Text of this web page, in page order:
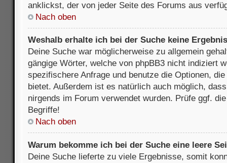
anklickst, der von jeder Seite des Forums aus
Nach oben
Weshalb erhalte ich bei der Suche keine
Deine Suche war möglicherweise zu allgemein
gängige Wörter, welche von phpBB3 nicht indiziert
spezifischere Anfrage und benutze die Optionen,
bietet. Außerdem ist es natürlich auch möglich,
nirgends im Forum verwendet wurden. Prüfe ggf.
Begriffe!
Nach oben
Warum bekomme ich bei der Suche eine leere
Deine Suche lieferte zu viele Ergebnisse, somit